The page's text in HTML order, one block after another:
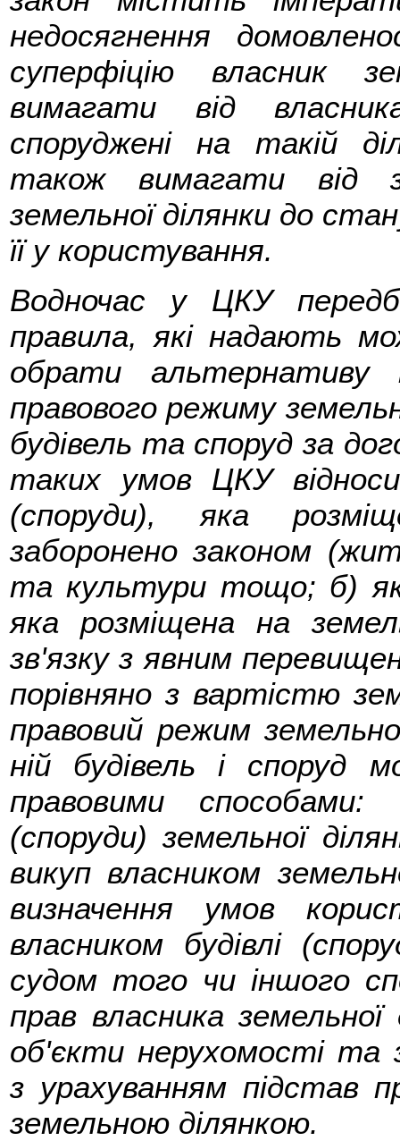
недосягнення
суперфіцію власник
вимагати від
споруджені на такій
також вимагати від
земельної ділянки до
її у користування.
Водночас у ЦКУ
правила, які надають
обрати альтернативу
правового режиму
будівель та споруд за
таких умов ЦКУ
(споруди), яка
заборонено законом
та культури тощо; б)
яка розміщена на
зв'язку з явним
порівняно з вартістю
правовий режим
ній будівель і споруд
правовими способами:
(споруди) земельної
викуп власником
визначення умов
власником будівлі
судом того чи іншого
прав власника
об'єкти нерухомості та
з урахуванням підстав
земельною ділянкою.